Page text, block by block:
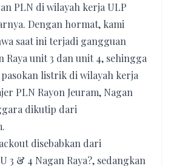
PLN di wilayah kerja ULP
Dengan hormat, kami
saat ini terjadi gangguan
Raya unit 3 dan unit 4, sehingga
listrik di wilayah kerja
PLN Rayon Jeuram, Nagan
dikutip dari
disebabkan dari
3 & 4 Nagan Raya?, sedangkan